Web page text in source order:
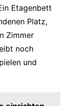
Etagenbett
Platz,
Zimmer
noch
und